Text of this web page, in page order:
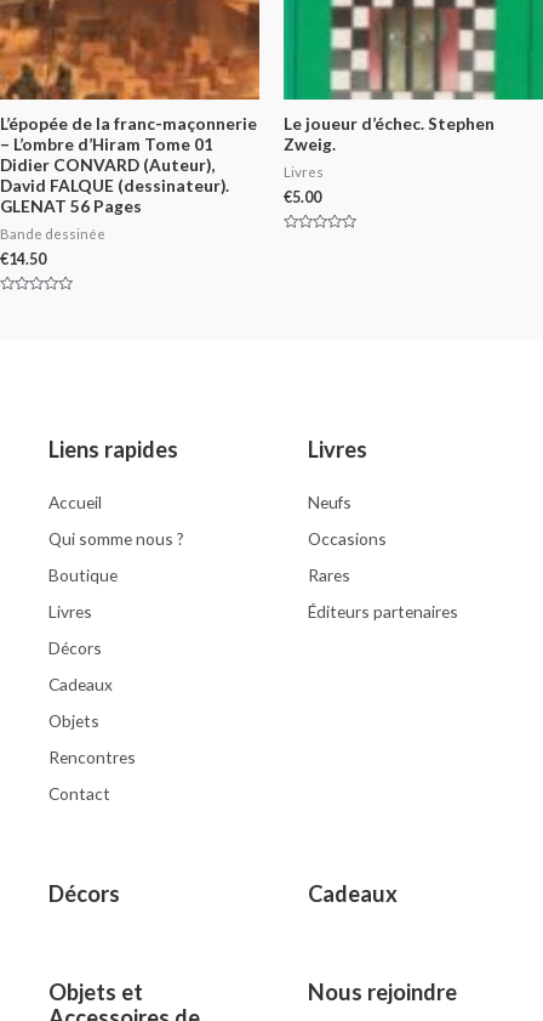
L’épopée de la franc-maçonnerie
– L’ombre d’Hiram Tome 01
Didier CONVARD (Auteur),
David FALQUE (dessinateur).
GLENAT 56 Pages
Bande dessinée
€14.50
Le joueur d’échec. Stephen
Zweig.
Livres
€5.00
Liens rapides
Accueil
Qui somme nous ?
Boutique
Livres
Décors
Cadeaux
Objets
Rencontres
Contact
Livres
Neufs
Occasions
Rares
Éditeurs partenaires
Décors Cadeaux
Objets et
Nous rejoindre